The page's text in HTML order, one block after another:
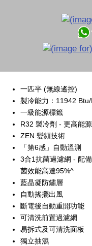
一匹半 (無線遙控)
製冷能力：11942
一級能源標籤
R32 製冷劑 - 更高能
ZEN 變頻技術
「第6感」自動溫測
3合1抗菌過濾網 - 配
菌效能高達95%^
藍晶凝防鏽層
自動搖擺出風
斷電後自動重開功能
可清洗前置過濾網
易拆式及可清洗面板
獨立抽濕